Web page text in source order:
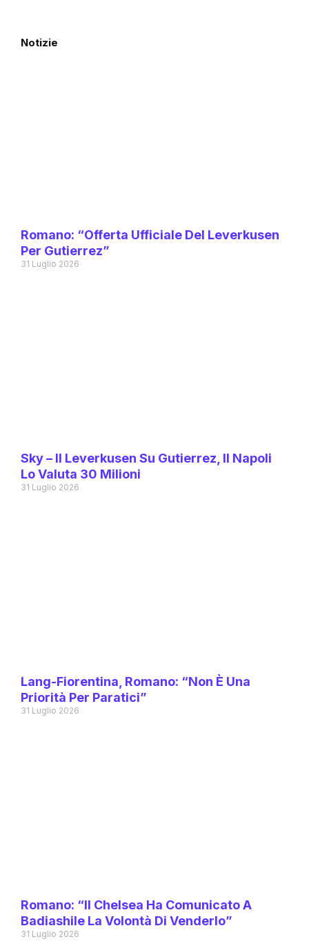
Notizie
Romano: “Offerta Ufficiale Del Leverkusen
Per Gutierrez”
31 Luglio 2026
Sky – Il Leverkusen Su Gutierrez, Il Napoli
Lo Valuta 30 Milioni
31 Luglio 2026
Lang-Fiorentina, Romano: “Non È Una
Priorità Per Paratici”
31 Luglio 2026
Romano: “Il Chelsea Ha Comunicato A
Badiashile La Volontà Di Venderlo”
31 Luglio 2026